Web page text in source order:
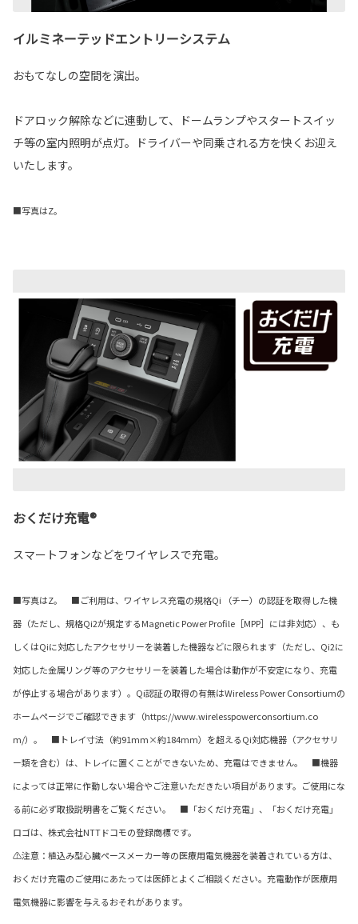
イルミネーテッドエントリーシステム
おもてなしの空間を演出。
ドアロック解除などに連動して、ドームランプやスタートスイッ
チ等の室内照明が点灯。ドライバーや同乗される方を快くお迎え
いたします。
■写真はZ。
おくだけ充電®
スマートフォンなどをワイヤレスで充電。
■写真はZ。 ■ご利用は、ワイヤレス充電の規格Qi （チー）の認証を取得した機
器（ただし、規格Qi2が規定するMagnetic Power Profile［MPP］には非対応）、も
しくはQiに対応したアクセサリーを装着した機器などに限られます（ただし、Qi2に
対応した金属リング等のアクセサリーを装着した場合は動作が不安定になり、充電
が停止する場合があります）。Qi認証の取得の有無はWireless Power Consortiumの
ホームページでご確認できます（https://www.wirelesspowerconsortium.co
m/）。 ■トレイ寸法（約91mm×約184mm）を超えるQi対応機器（アクセサリ
ー類を含む）は、トレイに置くことができないため、充電はできません。 ■機器
によっては正常に作動しない場合やご注意いただきたい項目があります。ご使用にな
る前に必ず取扱説明書をご覧ください。 ■「おくだけ充電」、「おくだけ充電」
ロゴは、株式会社NTTドコモの登録商標です。
⚠注意：植込み型心臓ペースメーカー等の医療用電気機器を装着されている方は、
おくだけ充電のご使用にあたっては医師とよくご相談ください。充電動作が医療用
電気機器に影響を与えるおそれがあります。